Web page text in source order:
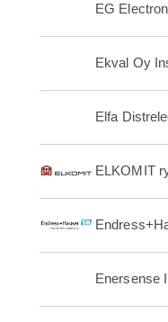
EG
Ekval Oy
Elfa
ELKOMIT
Enersense